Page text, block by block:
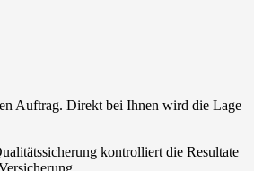
Auftrag. Direkt bei Ihnen wird die Lage
kontrolliert die Resultate